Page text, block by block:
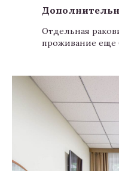
Отдельная
проживание еще